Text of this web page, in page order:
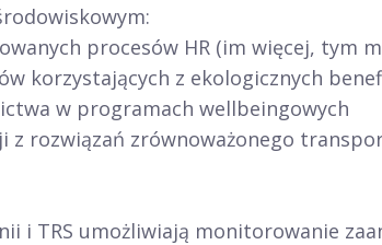
procesów HR (im więcej, tym
korzystających z ekologicznych
w programach wellbeingowych
z rozwiązań zrównoważonego
i TRS umożliwiają monitorowanie